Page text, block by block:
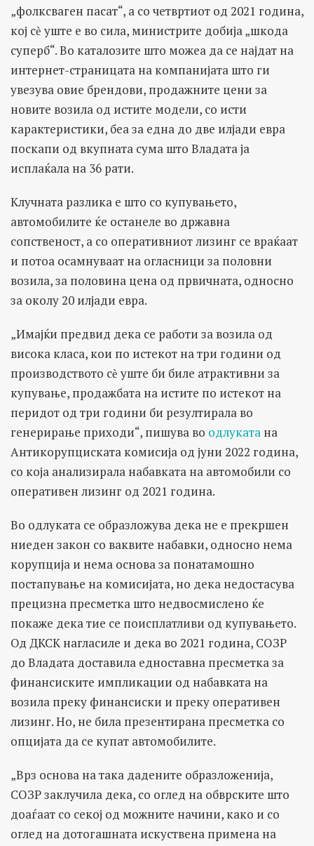
„фолксваген пасат“, а со четвртиот од 2021 година,
кој сѐ уште е во сила, министрите добија „шкода
суперб“. Во каталозите што можеа да се најдат на
интернет-страницата на компанијата што ги
увезува овие брендови, продажните цени за
новите возила од истите модели, со исти
карактеристики, беа за една до две илјади евра
поскапи од вкупната сума што Владата ја
исплаќала на 36 рати.
Клучната разлика е што со купувањето,
автомобилите ќе останеле во државна
сопственост, а со оперативниот лизинг се враќаат
и потоа осамнуваат на огласници за половни
возила, за половина цена од првичната, односно
за околу 20 илјади евра.
„Имајќи предвид дека се работи за возила од
висока класа, кои по истекот на три години од
производството сѐ уште би биле атрактивни за
купување, продажбата на истите по истекот на
перидот од три години би резултирала во
генерирање приходи“, пишува во одлуката на
Антикорупциската комисија од јуни 2022 година,
со која анализирала набавката на автомобили со
оперативен лизинг од 2021 година.
Во одлуката се образложува дека не е прекршен
ниеден закон со ваквите набавки, односно нема
корупција и нема основа за понатамошно
постапување на комисијата, но дека недостасува
прецизна пресметка што недвосмислено ќе
покаже дека тие се поисплатливи од купувањето.
Од ДКСК нагласиле и дека во 2021 година, СОЗР
до Владата доставила едноставна пресметка за
финансиските импликации од набавката на
возила преку финансиски и преку оперативен
лизинг. Но, не била презентирана пресметка со
опцијата да се купат автомобилите.
„Врз основа на така дадените образложенија,
СОЗР заклучила дека, со оглед на обврските што
доаѓаат со секој од можните начини, како и со
оглед на дотогашната искуствена примена на